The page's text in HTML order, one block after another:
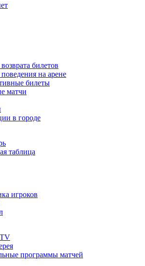
билетов
на арене
билеты
матчи
в городе
таблица
игроков
программы матчей